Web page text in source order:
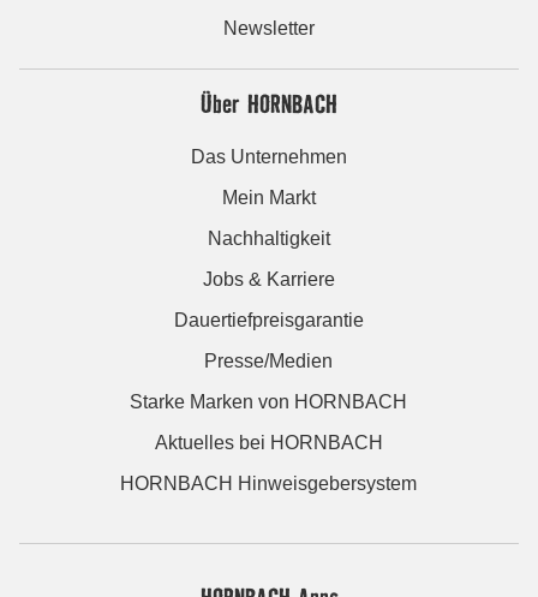
Newsletter
Über HORNBACH
Das Unternehmen
Mein Markt
Nachhaltigkeit
Jobs & Karriere
Dauertiefpreisgarantie
Presse/Medien
Starke Marken von HORNBACH
Aktuelles bei HORNBACH
HORNBACH Hinweisgebersystem